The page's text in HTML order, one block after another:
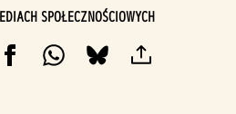
SPOŁECZNOŚCIOWYCH